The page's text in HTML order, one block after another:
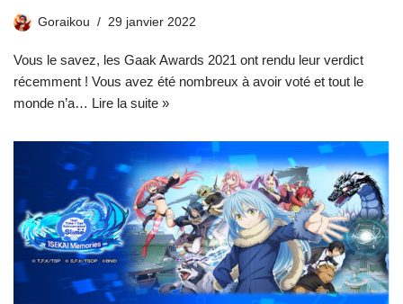
Goraikou 29 janvier 2022
Vous le savez, les Gaak Awards 2021 ont rendu leur verdict
récemment ! Vous avez été nombreux à avoir voté et tout le
monde n’a… Lire la suite »